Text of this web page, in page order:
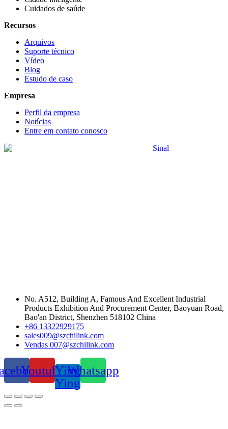
Cuidados de saúde
Recursos
Arquivos
Suporte técnico
Vídeo
Blog
Estudo de caso
Empresa
Perfil da empresa
Notícias
Entre em contato conosco
No. A512, Building A, Famous And Excellent Industrial
Products Exhibition And Procurement Center, Baoyuan Road,
Bao'an District, Shenzhen 518102 China
+86 13322929175
sales009@szchilink.com
Vendas 007@szchilink.com
YoutubeYing
Ying
Whatsapp